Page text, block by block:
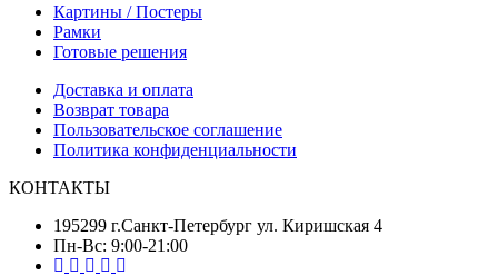
Картины / Постеры
Рамки
Готовые решения
Доставка и оплата
Возврат товара
Пользовательское соглашение
Политика конфиденциальности
КОНТАКТЫ
195299 г.Санкт-Петербург ул. Киришская 4
Пн-Вс: 9:00-21:00